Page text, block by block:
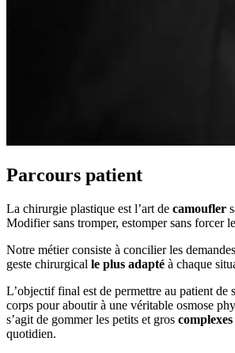
Parcours patient
La chirurgie plastique est l’art de camoufler
Modifier sans tromper, estomper sans forcer
Notre métier consiste à concilier les
geste chirurgical le plus adapté à chaque
L’objectif final est de permettre au patient de
corps pour aboutir à une véritable osmose
s’agit de gommer les petits et gros complexes
quotidien.